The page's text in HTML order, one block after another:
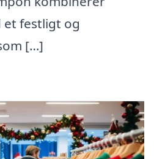
festligt og
[…]